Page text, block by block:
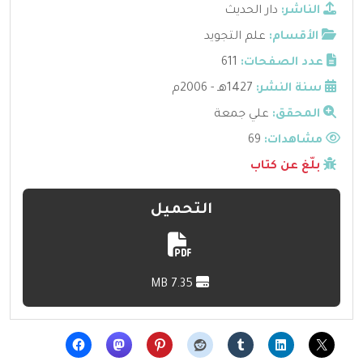
الناشر: دار الحديث
الأقسام: علم التجويد
عدد الصفحات: 611
سنة النشر: 1427هـ - 2006م
المحقق: علي جمعة
مشاهدات:
بلّغ عن كتاب
التحميل